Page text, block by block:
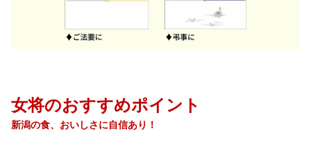
女将のおすすめポイント
新潟の食、おいしさに自信あり！